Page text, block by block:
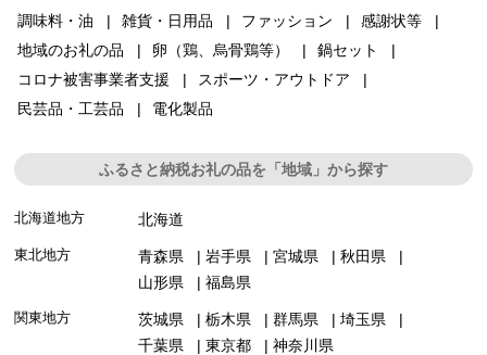
調味料・油
雑貨・日用品 ファッション
感謝状等
地域のお礼の品
卵（鶏、烏骨鶏等）
鍋セット
コロナ被害事業者支援
スポーツ・アウトドア
民芸品・工芸品
電化製品
ふるさと納税お礼の品を「地域」から探す
北海道地方 北海道
東北地方 青森県 岩手県 宮城県
秋田県
山形県
福島県
関東地方 茨城県 栃木県 群馬県
埼玉県
千葉県
東京都 神奈川県